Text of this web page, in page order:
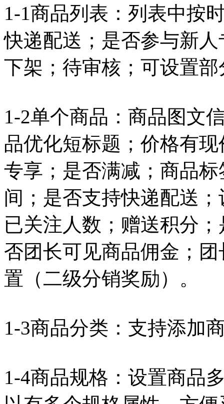
1-1商品列表：列表中按
快递配送；是否参与新
下架；待审核；可设置
1-2单个商品：商品图文
品优化短标题；价格有
专享；是否满减；商品
间；是否支持快递配送
已关注人数；赠送积分
否团长可见商品佣金；
置（二级分销奖励）。
1-3商品分类：支持添加
1-4商品规格：设置商品